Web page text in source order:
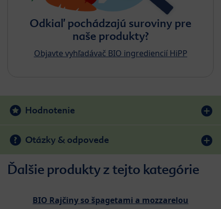
Odkiaľ pochádzajú suroviny pre
naše produkty?
Objavte vyhľadávač BIO ingrediencií HiPP
Hodnotenie
Otázky & odpovede
Ďalšie produkty z tejto kategórie
BIO Rajčiny so špagetami a mozzarelou